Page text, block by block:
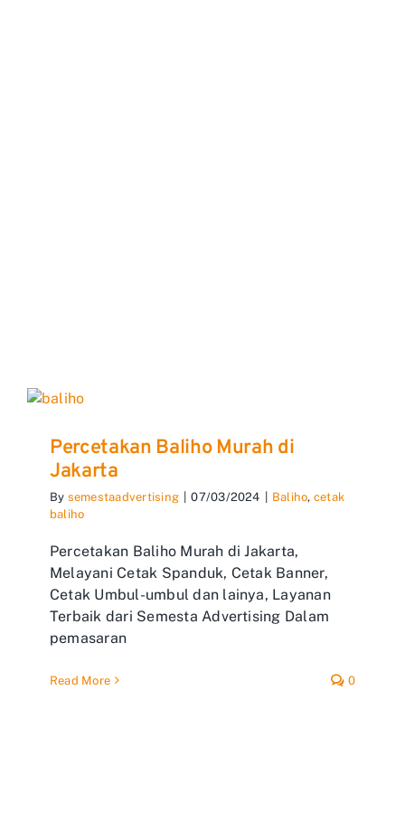
Percetakan Baliho Murah di
Jakarta
By semestaadvertising 07/03/2024 Baliho, cetak
baliho
Percetakan Baliho Murah di Jakarta,
Melayani Cetak Spanduk, Cetak Banner,
Cetak Umbul-umbul dan lainya, Layanan
Terbaik dari Semesta Advertising Dalam
pemasaran
Read More 0